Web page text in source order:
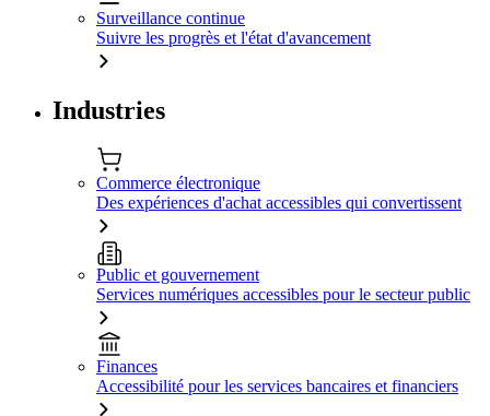
Surveillance continue
Suivre les progrès et l'état d'avancement
Industries
Commerce électronique
Des expériences d'achat accessibles qui convertissent
Public et gouvernement
Services numériques accessibles pour le secteur public
Finances
Accessibilité pour les services bancaires et financiers